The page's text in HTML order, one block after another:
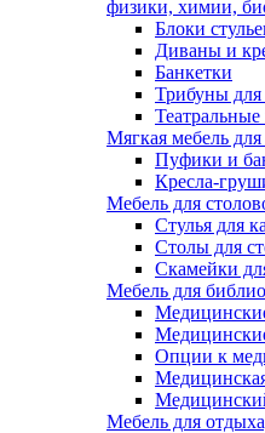
физики, химии,
Блоки
Диваны и
Банкетки
Трибуны
Театральные
Мягкая мебель
Пуфики и
Кресла-
Мебель для
Cтулья для
Cтолы для
Скамейки
Мебель для
Опции к
Мебель для